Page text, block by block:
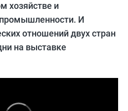
хозяйстве и
И
отношений двух стран
на выставке